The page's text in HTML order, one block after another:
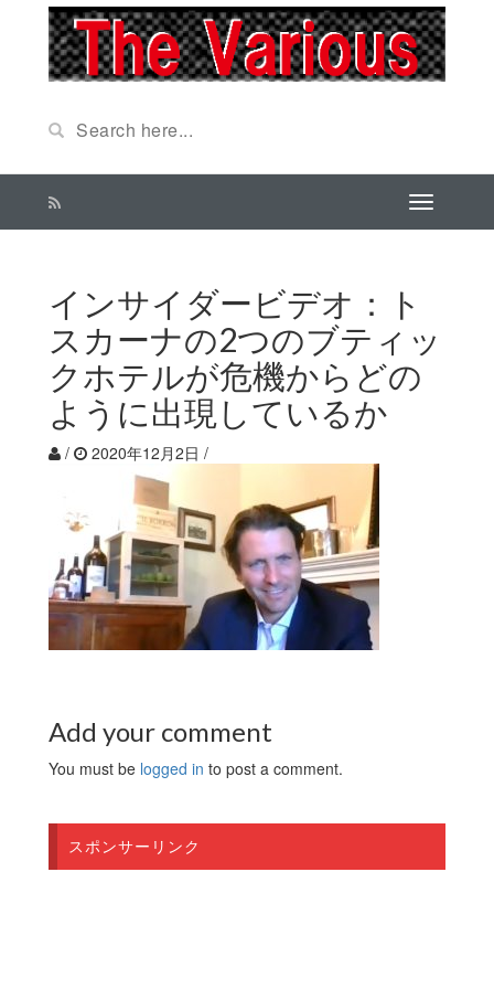
インサイダービデオ：ト
スカーナの2つのブティッ
クホテルが危機からどの
ように出現しているか
/ 2020年12月2日 /
Add your comment
You must be logged in to post a comment.
スポンサーリンク